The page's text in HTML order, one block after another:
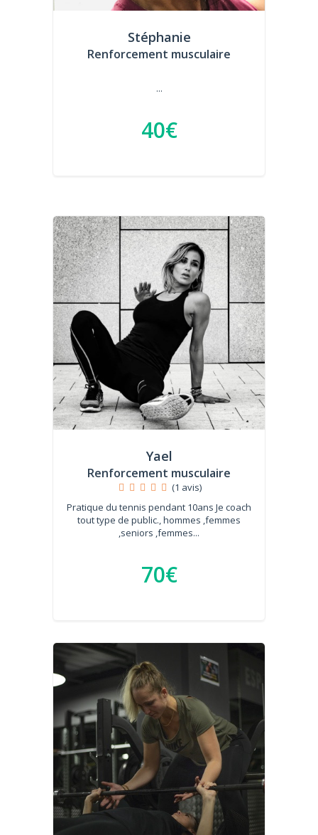
Stéphanie
Renforcement musculaire
...
40€
Yael
Renforcement musculaire
(1 avis)
Pratique du tennis pendant 10ans Je coach
tout type de public., hommes ,femmes
,seniors ,femmes...
70€